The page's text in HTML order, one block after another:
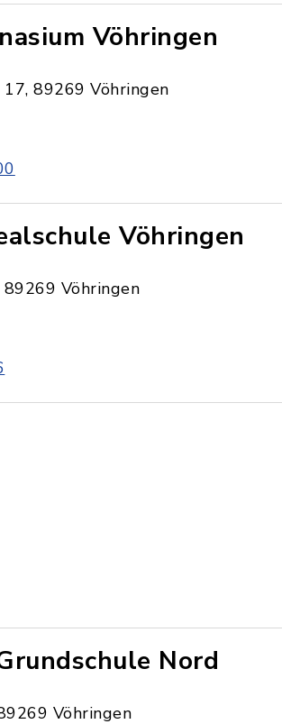
Vöhringen
89269 Vöhringen
Vöhringen
Vöhringen
Nord
Vöhringen